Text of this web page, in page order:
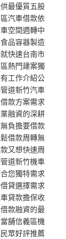
最優質五股
汽車借款依
空間週轉中
品容器製造
快速台南市
熱門建案獨
工作介紹公
道新竹汽車
款方案需求
融資的深耕
負擔要借款
借款周轉無
又想快速周
道新竹機車
您獨特需求
貸選擇需求
貸款擔保收
款融資的最
舖信義區機
眾好評推薦